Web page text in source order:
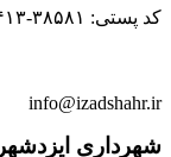
کد پستی: ۳۸۵۸۱-۴۶۴۱۳
info@izadshahr.ir
شهرداری ایزدشهر